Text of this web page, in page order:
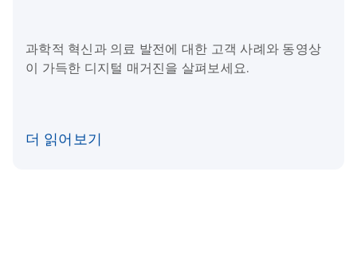
과학적 혁신과 의료 발전에 대한 고객 사례와 동영상
이 가득한 디지털 매거진을 살펴보세요.
더 읽어보기